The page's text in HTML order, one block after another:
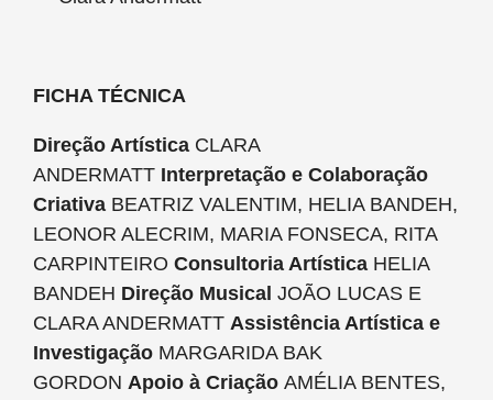
FICHA TÉCNICA
Direção Artística CLARA
ANDERMATT Interpretação e Colaboração
Criativa BEATRIZ VALENTIM, HELIA BANDEH,
LEONOR ALECRIM, MARIA FONSECA, RITA
CARPINTEIRO Consultoria Artística HELIA
BANDEH Direção Musical JOÃO LUCAS E
CLARA ANDERMATT Assistência Artística e
Investigação MARGARIDA BAK
GORDON Apoio à Criação AMÉLIA BENTES,